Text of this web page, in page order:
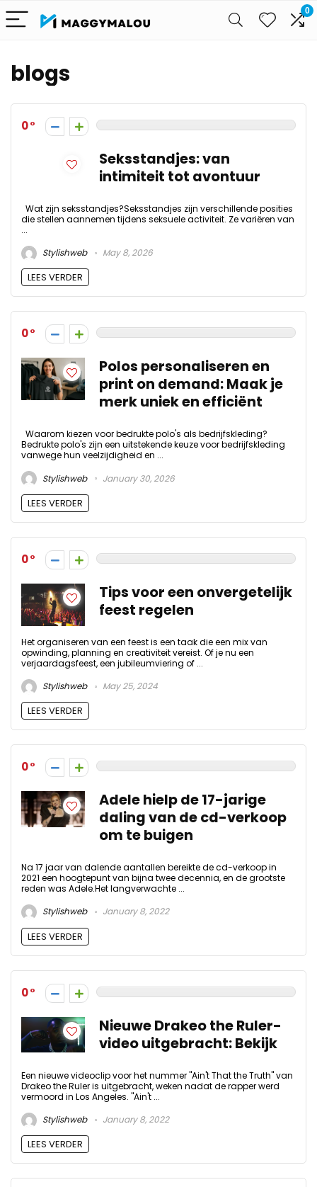
0
blogs
0
Seksstandjes: van
intimiteit tot avontuur
Wat zijn seksstandjes?Seksstandjes zijn verschillende posities
die stellen aannemen tijdens seksuele activiteit. Ze variëren van
...
Stylishweb
May 8, 2026
LEES VERDER
0
Polos personaliseren en
print on demand: Maak je
merk uniek en efficiënt
Waarom kiezen voor bedrukte polo's als bedrijfskleding?
Bedrukte polo's zijn een uitstekende keuze voor bedrijfskleding
vanwege hun veelzijdigheid en ...
Stylishweb
January 30, 2026
LEES VERDER
0
Tips voor een onvergetelijk
feest regelen
Het organiseren van een feest is een taak die een mix van
opwinding, planning en creativiteit vereist. Of je nu een
verjaardagsfeest, een jubileumviering of ...
Stylishweb
May 25, 2024
LEES VERDER
0
Adele hielp de 17-jarige
daling van de cd-verkoop
om te buigen
Na 17 jaar van dalende aantallen bereikte de cd-verkoop in
2021 een hoogtepunt van bijna twee decennia, en de grootste
reden was Adele.Het langverwachte ...
Stylishweb
January 8, 2022
LEES VERDER
0
Nieuwe Drakeo the Ruler-
video uitgebracht: Bekijk
Een nieuwe videoclip voor het nummer "Ain't That the Truth" van
Drakeo the Ruler is uitgebracht, weken nadat de rapper werd
vermoord in Los Angeles. "Ain't ...
Stylishweb
January 8, 2022
LEES VERDER